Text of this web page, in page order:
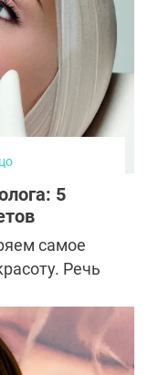
5
самое
Речь
свои
выбор